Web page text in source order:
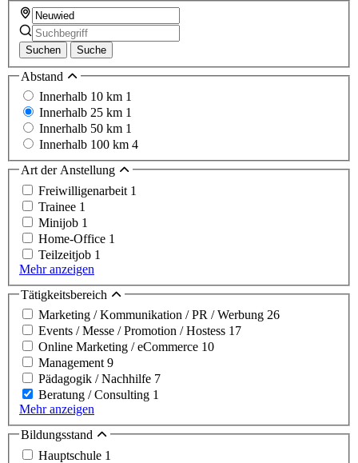
Suchen Suche
Abstand
Innerhalb 10 km 1
Innerhalb 25 km 1
Innerhalb 50 km 1
Innerhalb 100 km 4
Art der Anstellung
Freiwilligenarbeit 1
Trainee 1
Minijob 1
Home-Office 1
Teilzeitjob 1
Mehr anzeigen
Tätigkeitsbereich
Marketing / Kommunikation / PR / Werbung 26
Events / Messe / Promotion / Hostess 17
Online Marketing / eCommerce 10
Management 9
Pädagogik / Nachhilfe 7
Beratung / Consulting 1
Mehr anzeigen
Bildungsstand
Hauptschule 1